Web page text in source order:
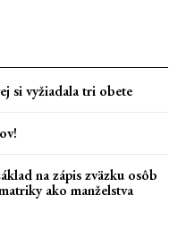
si vyžiadala tri obete
na zápis zväzku osôb
ako manželstva